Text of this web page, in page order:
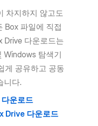
차지하지 않고도
Box 파일에 직접
Drive 다운로드는
Windows 탐색기
게 공유하고 공동
니다.
운로드
Drive 다운로드